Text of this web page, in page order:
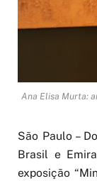
Ana Elisa Murta:
São Paulo –
Brasil e
exposição